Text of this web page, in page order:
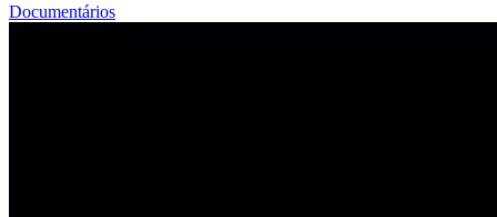
Documentários